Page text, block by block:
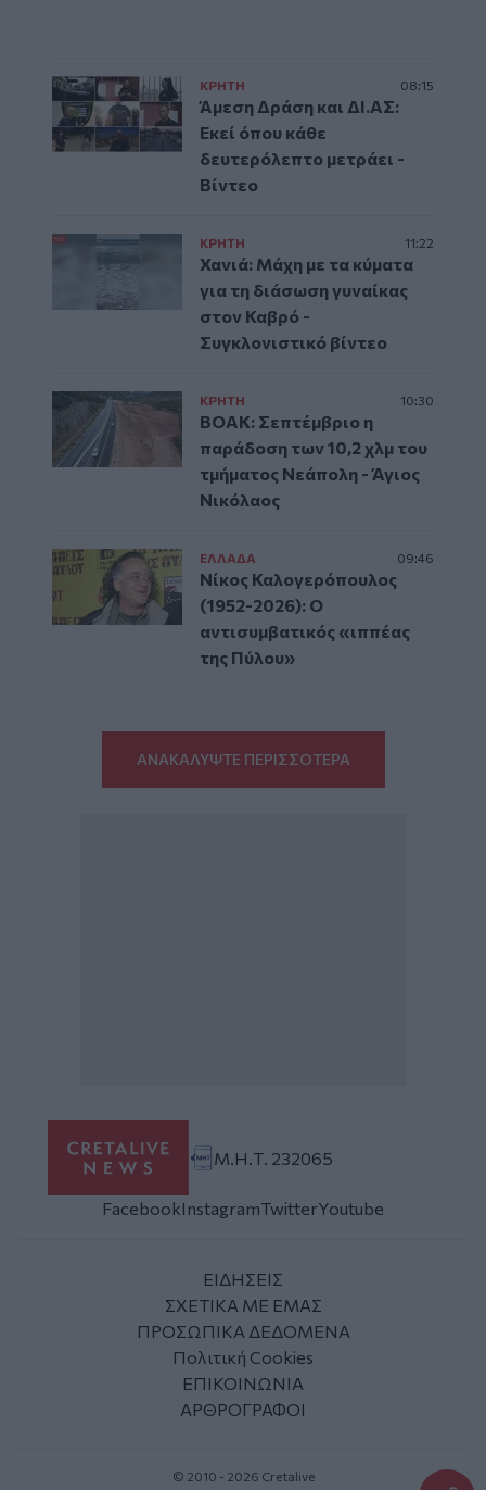
ΚΡΗΤΗ 08:15
Άμεση Δράση και ΔΙ.ΑΣ:
Εκεί όπου κάθε
δευτερόλεπτο μετράει -
Βίντεο
ΚΡΗΤΗ 11:22
Χανιά: Μάχη με τα κύματα
για τη διάσωση γυναίκας
στον Καβρό -
Συγκλονιστικό βίντεο
ΚΡΗΤΗ 10:30
ΒΟΑΚ: Σεπτέμβριο η
παράδοση των 10,2 χλμ του
τμήματος Νεάπολη - Άγιος
Νικόλαος
ΕΛΛAΔΑ 09:46
Νίκος Καλογερόπουλος
(1952-2026): O
αντισυμβατικός «ιππέας
της Πύλου»
ΑΝΑΚΑΛΥΨΤΕ ΠΕΡΙΣΣΟΤΕΡΑ
Μ.Η.Τ. 232065
FacebookInstagramTwitterYoutube
ΕΙΔΗΣΕΙΣ
ΣΧΕΤΙΚΑ ΜΕ ΕΜΑΣ
ΠΡΟΣΩΠΙΚΑ ΔΕΔΟΜΕΝΑ
Πολιτική Cookies
ΕΠΙΚΟΙΝΩΝΙΑ
ΑΡΘΡΟΓΡΑΦΟΙ
© 2010 - 2026 Cretalive